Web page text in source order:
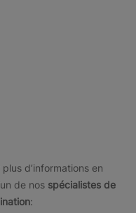
d’informations en
de nos spécialistes de
: